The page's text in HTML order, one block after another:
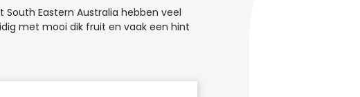
Eastern Australia hebben veel
met mooi dik fruit en vaak een hint